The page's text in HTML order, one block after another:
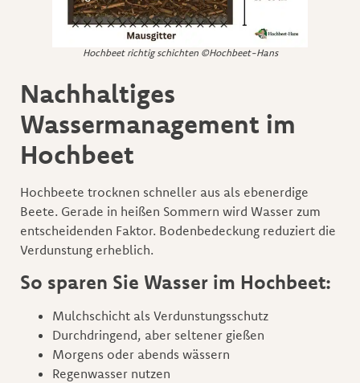
Hochbeet richtig schichten ©Hochbeet-Hans
Nachhaltiges
Wassermanagement im
Hochbeet
Hochbeete trocknen schneller aus als ebenerdige
Beete. Gerade in heißen Sommern wird Wasser zum
entscheidenden Faktor. Bodenbedeckung reduziert die
Verdunstung erheblich.
So sparen Sie Wasser im Hochbeet:
Mulchschicht als Verdunstungsschutz
Durchdringend, aber seltener gießen
Morgens oder abends wässern
Regenwasser nutzen